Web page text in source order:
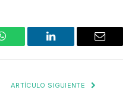
WhatsApp LinkedIn Email
ARTÍCULO SIGUIENTE